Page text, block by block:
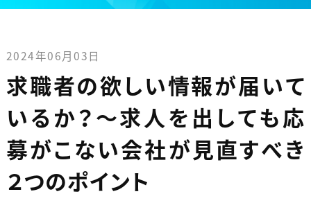
2024年06月03日
求職者の欲しい情報が届いて
いるか？～求人を出しても応
募がこない会社が見直すべき
２つのポイント